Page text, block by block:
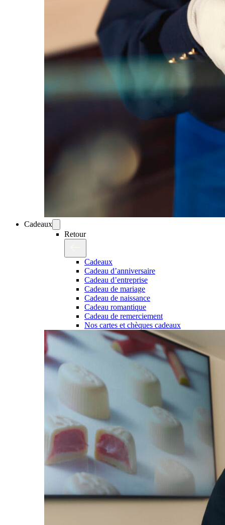
Cadeaux
Retour
Cadeaux
Cadeau d’anniversaire
Cadeau d’entreprise
Cadeau de mariage
Cadeau de naissance
Cadeau romantique
Cadeau de remerciement
Nos cartes et chèques cadeaux